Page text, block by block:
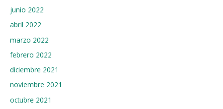
junio 2022
abril 2022
marzo 2022
febrero 2022
diciembre 2021
noviembre 2021
octubre 2021